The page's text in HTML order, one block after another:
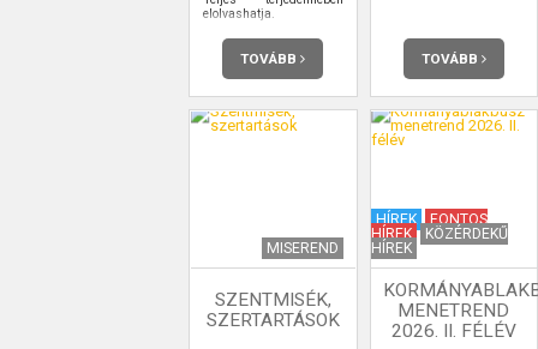
elolvashatja.
TOVÁBB TOVÁBB
MISEREND
SZENTMISÉK,
SZERTARTÁSOK
HÍREK
FONTOS
HÍREK
KÖZÉRDEKŰ
HÍREK
MENETREND
2026. II. FÉLÉV